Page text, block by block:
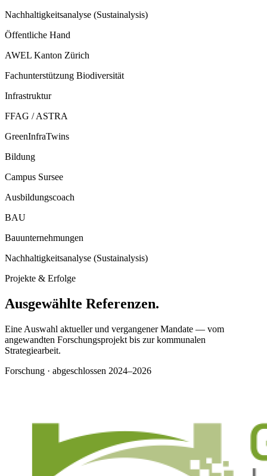
Nachhaltigkeitsanalyse (Sustainalysis)
Öffentliche Hand
AWEL Kanton Zürich
Fachunterstützung Biodiversität
Infrastruktur
FFAG / ASTRA
GreenInfraTwins
Bildung
Campus Sursee
Ausbildungscoach
BAU
Bauunternehmungen
Nachhaltigkeitsanalyse (Sustainalysis)
Projekte & Erfolge
Ausgewählte Referenzen.
Eine Auswahl aktueller und vergangener Mandate — vom
angewandten Forschungsprojekt bis zur kommunalen
Strategiearbeit.
Forschung · abgeschlossen 2024–2026